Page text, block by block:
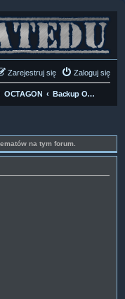
Zaloguj się
Zarejestruj się
OCTAGON Backup Octagon
na tym forum.